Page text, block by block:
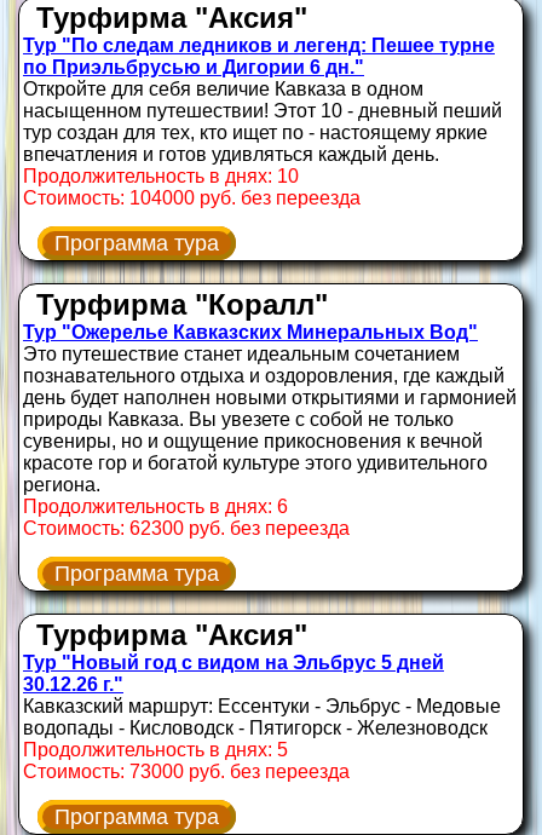
Турфирма "Аксия"
Тур "По следам ледников и легенд: Пешее турне
по Приэльбрусью и Дигории 6 дн."
Откройте для себя величие Кавказа в одном
насыщенном путешествии! Этот 10 - дневный пеший
тур создан для тех, кто ищет по - настоящему яркие
впечатления и готов удивляться каждый день.
Продолжительность в днях: 10
Стоимость: 104000 руб. без переезда
Программа тура
Турфирма "Коралл"
Тур "Ожерелье Кавказских Минеральных Вод"
Это путешествие станет идеальным сочетанием
познавательного отдыха и оздоровления, где каждый
день будет наполнен новыми открытиями и гармонией
природы Кавказа. Вы увезете с собой не только
сувениры, но и ощущение прикосновения к вечной
красоте гор и богатой культуре этого удивительного
региона.
Продолжительность в днях: 6
Стоимость: 62300 руб. без переезда
Программа тура
Турфирма "Аксия"
Тур "Новый год с видом на Эльбрус 5 дней
30.12.26 г."
Кавказский маршрут: Ессентуки - Эльбрус - Медовые
водопады - Кисловодск - Пятигорск - Железноводск
Продолжительность в днях: 5
Стоимость: 73000 руб. без переезда
Программа тура